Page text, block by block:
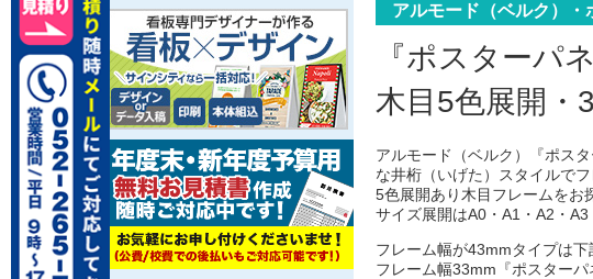
アルモード（ベルク）・
『ポスターパ
木目5色展開・
アルモード（ベルク）『ポス
な井桁（いげた）スタイルで
5色展開あり木目フレームをお
サイズ展開はA0・A1・A2・
フレーム幅が43mmタイプは
フレーム幅33mm『ポスター